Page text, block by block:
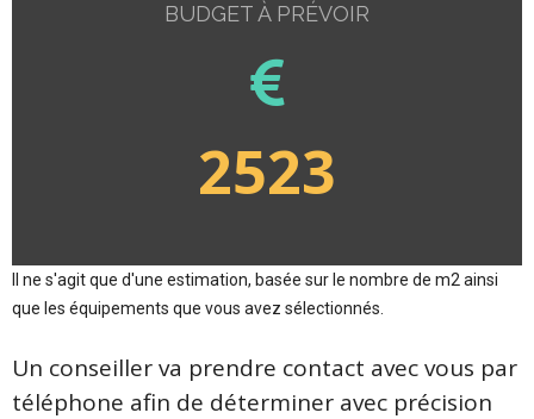
BUDGET À PRÉVOIR
2523
Il ne s'agit que d'une estimation, basée sur le nombre de m2 ainsi
que les équipements que vous avez sélectionnés.
Un conseiller va prendre contact avec vous par
téléphone afin de déterminer avec précision